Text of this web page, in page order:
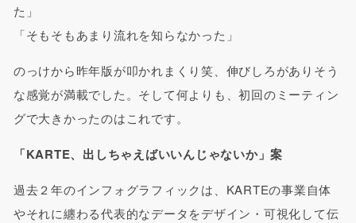
た」
「そもそもあまり流れを知らなかった」
のっけから昨年版が叩かれまくり笑、伸びしろがありそう
な感覚が満載でした。そして何よりも、初回のミーティン
グで大きかったのはこれです。
「KARTE、出しちゃえばいいんじゃないか」案
過去２年のインフォグラフィックは、KARTEの事業自体
やそれに纏わる代表的なデータをデザイン・可視化して伝